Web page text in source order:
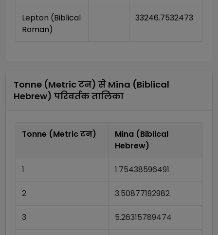
Lepton (Biblical
Roman)
33246.7532473
Tonne (Metric टन) से Mina (Biblical
Hebrew) परिवर्तक तालिका
Tonne (Metric टन)
Mina (Biblical
Hebrew)
1 1.75438596491
2 3.50877192982
3 5.26315789474